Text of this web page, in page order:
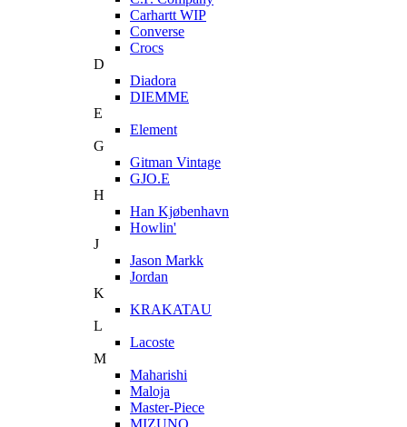
Carhartt WIP
Converse
Crocs
D
Diadora
DIEMME
E
Element
G
Gitman Vintage
GJO.E
H
Han Kjøbenhavn
Howlin'
J
Jason Markk
Jordan
K
KRAKATAU
L
Lacoste
M
Maharishi
Maloja
Master-Piece
MIZUNO